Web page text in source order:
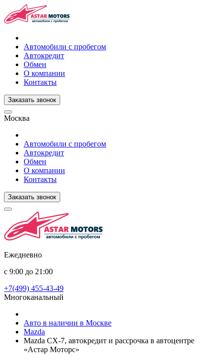
Автомобили с пробегом
Автокредит
Обмен
О компании
Контакты
Заказать звонок
Москва
Автомобили с пробегом
Автокредит
Обмен
О компании
Контакты
Заказать звонок
Ежедневно
с 9:00 до 21:00
+7(499) 455-43-49
Многоканальный
Авто в наличии в Москве
Mazda
Mazda CX-7, автокредит и рассрочка в автоцентре
«Астар Моторс»